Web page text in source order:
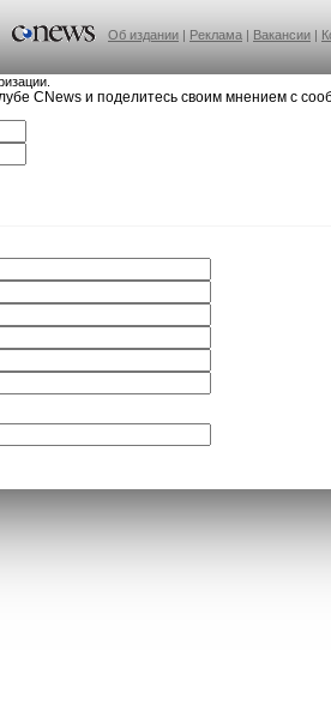
Об издании | Реклама | Вакансии |
CNews и поделитесь своим мнением с